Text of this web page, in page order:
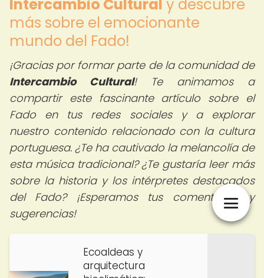
Intercambio Cultural y descubre
más sobre el emocionante
mundo del Fado!
¡Gracias por formar parte de la comunidad de
Intercambio Cultural! Te animamos a
compartir este fascinante artículo sobre el
Fado en tus redes sociales y a explorar
nuestro contenido relacionado con la cultura
portuguesa. ¿Te ha cautivado la melancolía de
esta música tradicional? ¿Te gustaría leer más
sobre la historia y los intérpretes destacados
del Fado? ¡Esperamos tus comentarios y
sugerencias!
Ecoaldeas y
arquitectura